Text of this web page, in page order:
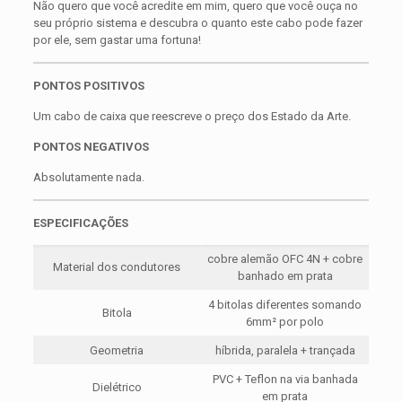
Não quero que você acredite em mim, quero que você ouça no
seu próprio sistema e descubra o quanto este cabo pode fazer
por ele, sem gastar uma fortuna!
PONTOS POSITIVOS
Um cabo de caixa que reescreve o preço dos Estado da Arte.
PONTOS NEGATIVOS
Absolutamente nada.
ESPECIFICAÇÕES
Material dos condutores
cobre alemão OFC 4N + cobre
banhado em prata
Bitola
4 bitolas diferentes somando
6mm² por polo
Geometria híbrida, paralela + trançada
Dielétrico
PVC + Teflon na via banhada
em prata